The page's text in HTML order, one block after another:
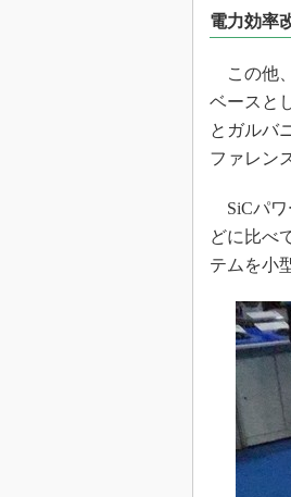
電力効率
この他
ベースと
とガルバ
ファレン
SiCパワ
どに比べ
テムを小